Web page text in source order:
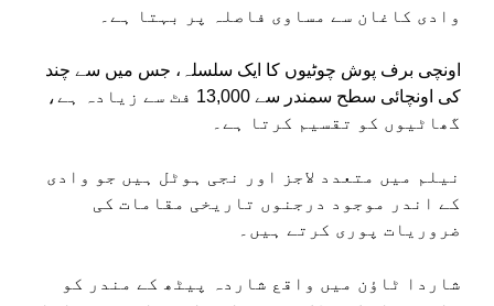
وادی کاغان سے مساوی فاصلہ پر بہتا ہے۔
اونچی برف پوش چوٹیوں کا ایک سلسلہ، جس میں سے چند
کی اونچائی سطح سمندر سے 13,000 فٹ سے زیادہ ہے،
گھاٹیوں کو تقسیم کرتا ہے۔
نیلم میں متعدد لاجز اور نجی ہوٹل ہیں جو وادی
کے اندر موجود درجنوں تاریخی مقامات کی
ضروریات پوری کرتے ہیں۔
شاردا ٹاؤن میں واقع شاردہ پیٹھ کے مندر کو